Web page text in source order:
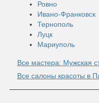
Ровно
Ивано-Франковск
Тернополь
Луцк
Мариуполь
Все мастера: Мужская
Все салоны красоты в